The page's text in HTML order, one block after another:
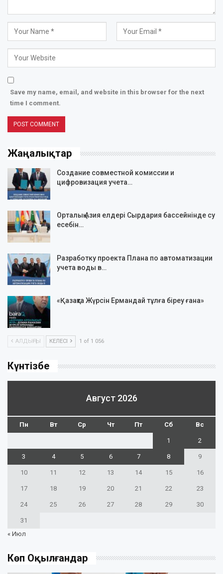
Save my name, email, and website in this browser for the next
time I comment.
Жаңалықтар
Создание совместной комиссии и
цифровизация учета…
Орталық Азия елдері Сырдария бассейнінде су
есебін…
Разработку проекта Плана по автоматизации
учета воды в…
«Қазақта Жүрсін Ермандай тұлға біреу ғана»
АЛДЫҢҒЫ КЕЛЕСІ 1 of 1 056
Күнтізбе
Август 2026
Пн Вт Ср Чт Пт Сб Вс
1 2
3 4 5 6 7 8 9
10 11 12 13 14 15 16
17 18 19 20 21 22 23
24 25 26 27 28 29 30
31
« Июл
Көп Оқылғандар